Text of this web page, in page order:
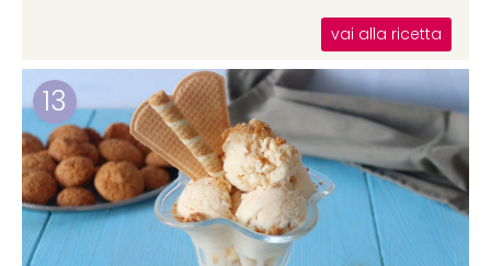
vai alla ricetta
13